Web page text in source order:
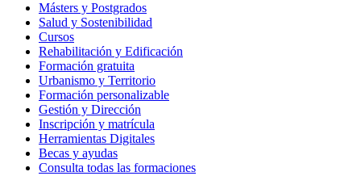
Másters y Postgrados
Salud y Sostenibilidad
Cursos
Rehabilitación y Edificación
Formación gratuita
Urbanismo y Territorio
Formación personalizable
Gestión y Dirección
Inscripción y matrícula
Herramientas Digitales
Becas y ayudas
Consulta todas las formaciones